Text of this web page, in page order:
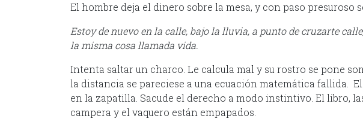
El hombre deja el dinero sobre la mesa, y con paso presuroso
Estoy de nuevo en la calle, bajo la lluvia, a punto de cruzarte
la misma cosa llamada vida.
Intenta saltar un charco. Le calcula mal y su rostro se pone
la distancia se pareciese a una ecuación matemática fallida.
en la zapatilla. Sacude el derecho a modo instintivo. El libro,
campera y el vaquero están empapados.